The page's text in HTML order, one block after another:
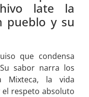
late la
pueblo y su
que condensa
sabor narra los
Mixteca, la vida
respeto absoluto